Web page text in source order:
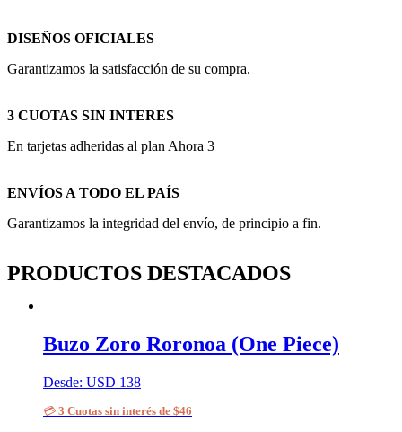
DISEÑOS OFICIALES
Garantizamos la satisfacción de su compra.
3 CUOTAS SIN INTERES
En tarjetas adheridas al plan Ahora 3
ENVÍOS A TODO EL PAÍS
Garantizamos la integridad del envío, de principio a fin.
PRODUCTOS DESTACADOS
Buzo Zoro Roronoa (One Piece)
Desde: USD 138
💳 3 Cuotas sin interés de $46